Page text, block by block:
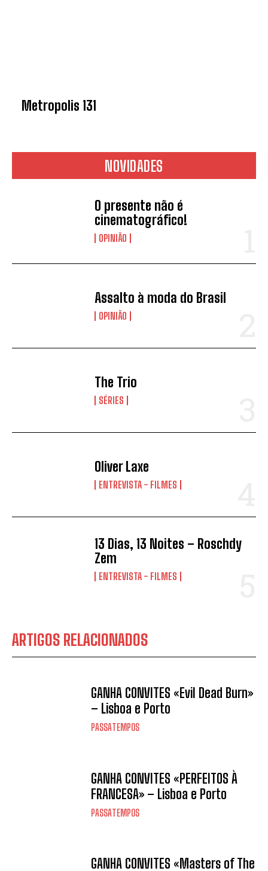
Metropolis 131
NOVIDADES
O presente não é
cinematográfico!
OPINIÃO
Assalto à moda do Brasil
OPINIÃO
The Trio
SÉRIES
Oliver Laxe
ENTREVISTA - FILMES
13 Dias, 13 Noites – Roschdy
Zem
ENTREVISTA - FILMES
ARTIGOS RELACIONADOS
GANHA CONVITES «Evil Dead Burn»
– Lisboa e Porto
PASSATEMPOS
GANHA CONVITES «PERFEITOS À
FRANCESA» – Lisboa e Porto
PASSATEMPOS
GANHA CONVITES «Masters of The